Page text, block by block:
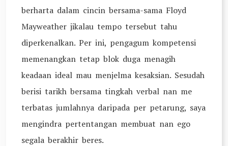
berharta dalam cincin bersama-sama Floyd
Mayweather jikalau tempo tersebut tahu
diperkenalkan. Per ini, pengagum kompetensi
memenangkan tetap blok duga menagih
keadaan ideal mau menjelma kesaksian. Sesudah
berisi tarikh bersama tingkah verbal nan me
terbatas jumlahnya daripada per petarung, saya
mengindra pertentangan membuat nan ego
segala berakhir beres.